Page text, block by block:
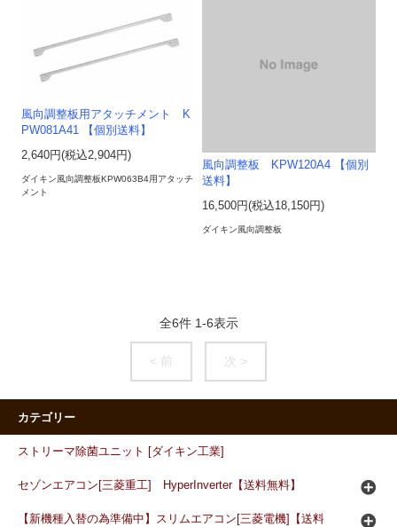
風向調整板用アタッチメント K
PW081A41 【個別送料】
2,640円(税込2,904円)
ダイキン風向調整板KPW063B4用アタッチ
メント
風向調整板 KPW120A4 【個別
送料】
16,500円(税込18,150円)
ダイキン風向調整板
全6件 1-6表示
< 前 次 >
カテゴリー
ストリーマ除菌ユニット [ダイキン工業]
セゾンエアコン[三菱重工] HyperInverter【送料無料】
【新機種入替の為準備中】スリムエアコン[三菱電機]【送料